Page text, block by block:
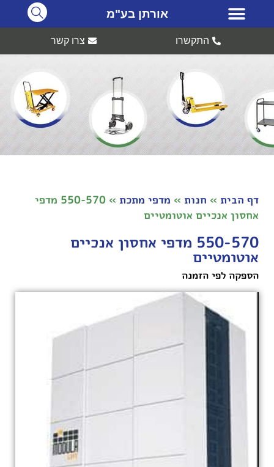
אורתן בע"מ
התקשרו צרו קשר
דף הבית » חנות » מדפי מתכת »
550-570 מדפי
אחסון אנכיים אוטומטיים
550-570 מדפי אחסון אנכיים
אוטומטיים
הספקה לפי הזמנה